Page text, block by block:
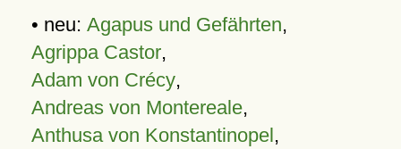
• neu: Agapus und Gefährten,
Agrippa Castor,
Adam von Crécy,
Andreas von Montereale,
Anthusa von Konstantinopel,